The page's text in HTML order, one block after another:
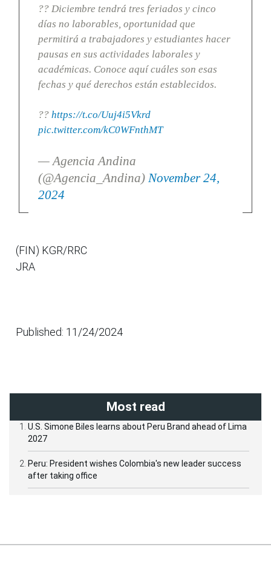
?? Diciembre tendrá tres feriados y cinco
días no laborables, oportunidad que
permitirá a trabajadores y estudiantes hacer
pausas en sus actividades laborales y
académicas. Conoce aquí cuáles son esas
fechas y qué derechos están establecidos.
?? https://t.co/Uuj4i5Vkrd
pic.twitter.com/kC0WFnthMT
— Agencia Andina
(@Agencia_Andina) November 24,
2024
(FIN) KGR/RRC
JRA
Published: 11/24/2024
Most read
U.S. Simone Biles learns about Peru Brand ahead of Lima
2027
Peru: President wishes Colombia's new leader success
after taking office